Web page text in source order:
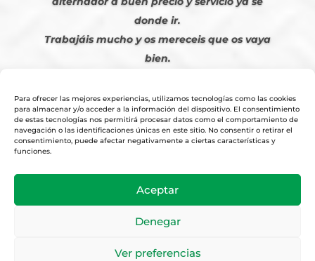
Para ofrecer las mejores experiencias, utilizamos tecnologías como las cookies
para almacenar y/o acceder a la información del dispositivo. El consentimiento
de estas tecnologías nos permitirá procesar datos como el comportamiento de
navegación o las identificaciones únicas en este sitio. No consentir o retirar el
consentimiento, puede afectar negativamente a ciertas características y
funciones.
Aceptar
Denegar
Ver preferencias
donde ir.
Trabajáis mucho y os mereceis que os vaya
bien.
Condiciones Venta Online
Diseño y Posicionamiento Web,Agencia web-espana.es